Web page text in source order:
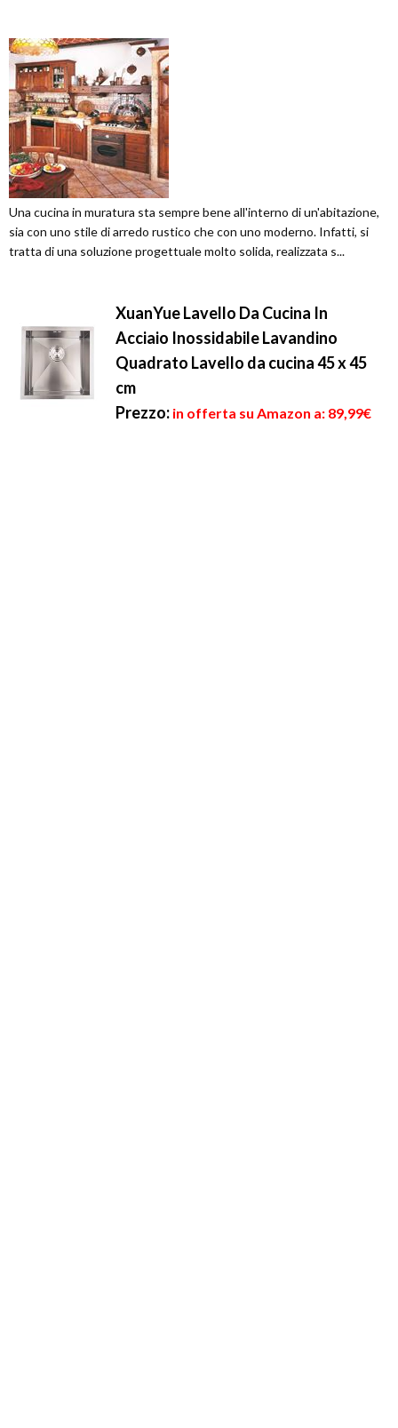
Una cucina in muratura sta sempre bene all'interno di un'abitazione,
sia con uno stile di arredo rustico che con uno moderno. Infatti, si
tratta di una soluzione progettuale molto solida, realizzata s...
XuanYue Lavello Da Cucina In
Acciaio Inossidabile Lavandino
Quadrato Lavello da cucina 45 x 45
cm
Prezzo: in offerta su Amazon a: 89,99€